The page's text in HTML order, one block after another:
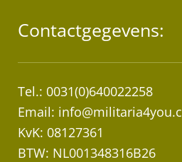
Contactgegevens:
Tel.: 0031(0)640022258
Email:
KvK: 08127361
BTW: NL001348316B26